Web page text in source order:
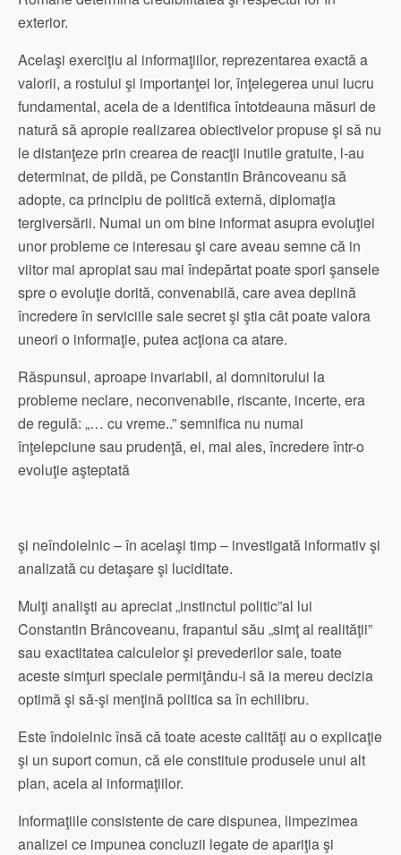
exterior.
Acelaşi exerciţiu al informaţiilor, reprezentarea exactă a
valorii, a rostului şi importanţei lor, înţelegerea unui lucru
fundamental, acela de a identifica întotdeauna măsuri de
natură să apropie realizarea obiectivelor propuse şi să nu
le distanţeze prin crearea de reacţii inutile gratuite, l-au
determinat, de pildă, pe Constantin Brâncoveanu să
adopte, ca principiu de politică externă, diplomaţia
tergiversării. Numai un om bine informat asupra evoluţiei
unor probleme ce interesau şi care aveau semne că in
viitor mai apropiat sau mai îndepărtat poate spori şansele
spre o evoluţie dorită, convenabilă, care avea deplină
încredere în serviciile sale secret şi ştia cât poate valora
uneori o informaţie, putea acţiona ca atare.
Răspunsul, aproape invariabil, al domnitorului la
probleme neclare, neconvenabile, riscante, incerte, era
de regulă: „… cu vreme..” semnifica nu numai
înţelepciune sau prudenţă, ei, mai ales, încredere într-o
evoluţie aşteptată
şi neîndoielnic – în acelaşi timp – investigată informativ şi
analizată cu detaşare şi luciditate.
Mulţi analişti au apreciat „instinctul politic”al lui
Constantin Brâncoveanu, frapantul său „simţ al realităţii”
sau exactitatea calculelor şi prevederilor sale, toate
aceste simţuri speciale permiţându-i să ia mereu decizia
optimă şi să-şi menţină politica sa în echilibru.
Este îndoielnic însă că toate aceste calităţi au o explicaţie
şi un suport comun, că ele constituie produsele unui alt
plan, acela al informaţiilor.
Informaţiile consistente de care dispunea, limpezimea
analizei ce impunea concluzii legate de apariţia şi